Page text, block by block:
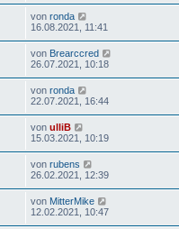
von ronda
16.08.2021, 11:41
von Brearccred
26.07.2021, 10:18
von ronda
22.07.2021, 16:44
von ulliB
15.03.2021, 10:19
von rubens
26.02.2021, 12:39
von MitterMike
12.02.2021, 10:47